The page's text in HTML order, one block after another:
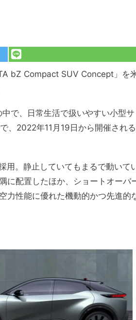
bZ Compact SUV Concept」を
で、日常生活で扱いやすい小型サ
、2022年11月19日から開催される
用。静止していてもまるで動いて
に配置したほか、ショートオーバ
力性能に優れた機動的かつ先進的